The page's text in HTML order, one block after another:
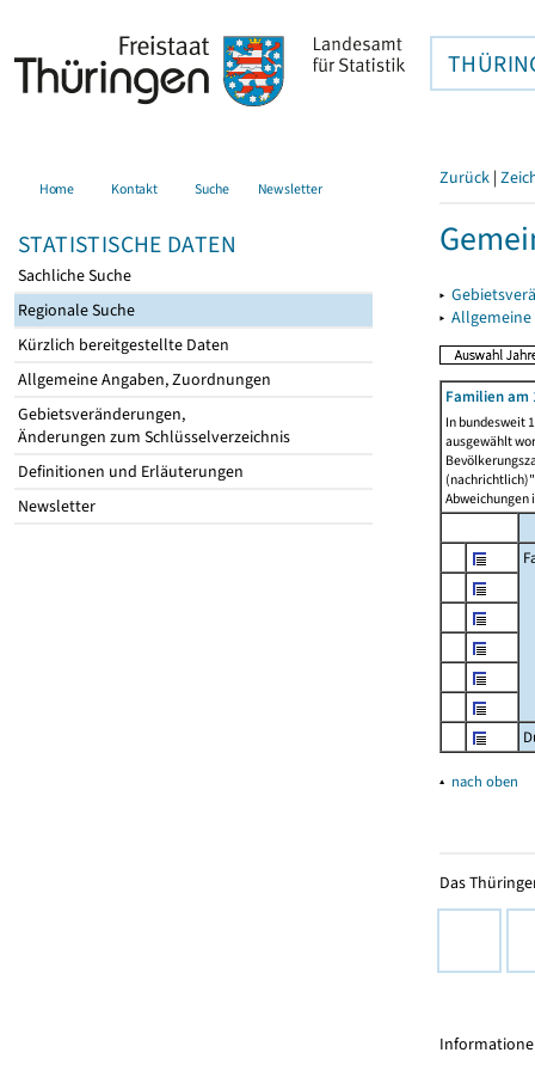
Home Kontakt Suche Newsletter
STATISTISCHE DATEN
Sachliche Suche
Regionale Suche
Kürzlich bereitgestellte Daten
Allgemeine Angaben, Zuordnungen
Gebietsveränderungen,
Änderungen zum Schlüsselverzeichnis
Definitionen und Erläuterungen
Newsletter
Zurück |
▸
▸
Familien am
In bundesweit
ausgewählt
Abweichungen
▴ nach oben
Das